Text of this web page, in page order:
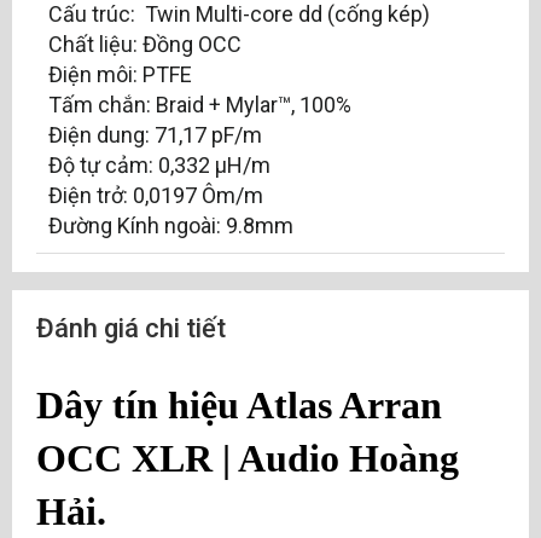
Cấu trúc: Twin Multi-core dd (cống kép)
Chất liệu: Đồng OCC
Điện môi: PTFE
Tấm chắn: Braid + Mylar™, 100%
Điện dung: 71,17 pF/m
Độ tự cảm: 0,332 µH/m
Điện trở: 0,0197 Ôm/m
Đường Kính ngoài: 9.8mm
Đánh giá chi tiết
Dây tín hiệu Atlas Arran
OCC XLR | Audio Hoàng
Hải.